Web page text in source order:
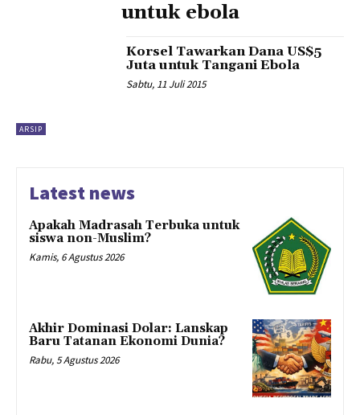
untuk ebola
ARSIP
Korsel Tawarkan Dana US$5
Juta untuk Tangani Ebola
Sabtu, 11 Juli 2015
Latest news
Apakah Madrasah Terbuka untuk
siswa non-Muslim?
Kamis, 6 Agustus 2026
Akhir Dominasi Dolar: Lanskap
Baru Tatanan Ekonomi Dunia?
Rabu, 5 Agustus 2026